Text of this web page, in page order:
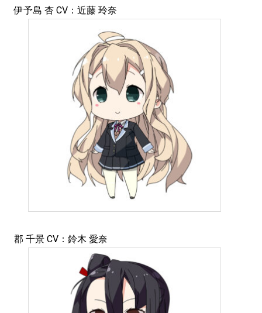
伊予島 杏 CV：近藤 玲奈
郡 千景 CV：鈴木 愛奈